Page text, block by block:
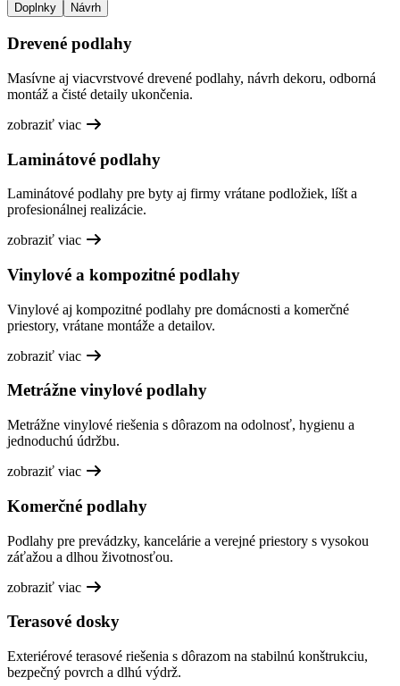
Doplnky
Návrh
Drevené podlahy
Masívne aj viacvrstvové drevené podlahy, návrh dekoru, odborná
montáž a čisté detaily ukončenia.
zobraziť viac
Laminátové podlahy
Laminátové podlahy pre byty aj firmy vrátane podložiek, líšt a
profesionálnej realizácie.
zobraziť viac
Vinylové a kompozitné podlahy
Vinylové aj kompozitné podlahy pre domácnosti a komerčné
priestory, vrátane montáže a detailov.
zobraziť viac
Metrážne vinylové podlahy
Metrážne vinylové riešenia s dôrazom na odolnosť, hygienu a
jednoduchú údržbu.
zobraziť viac
Komerčné podlahy
Podlahy pre prevádzky, kancelárie a verejné priestory s vysokou
záťažou a dlhou životnosťou.
zobraziť viac
Terasové dosky
Exteriérové terasové riešenia s dôrazom na stabilnú konštrukciu,
bezpečný povrch a dlhú výdrž.